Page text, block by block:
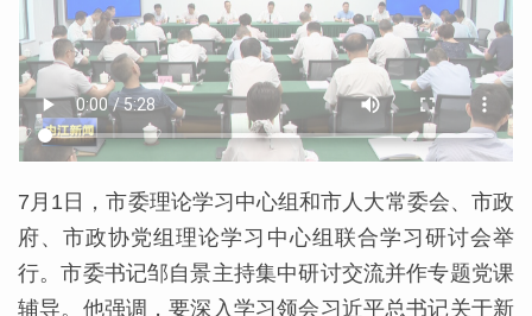
7月1日，市委理论学习中心组和市人大常委会、市政
府、市政协党组理论学习中心组联合学习研讨会举
行。市委书记邹自景主持集中研讨交流并作专题党课
辅导。他强调，要深入学习领会习近平总书记关于新